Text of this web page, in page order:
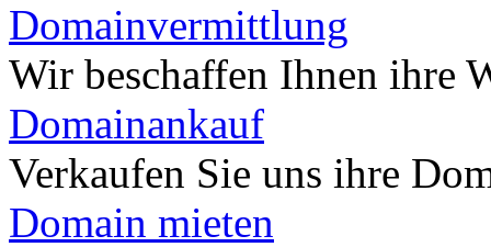
Domainvermittlung
Wir beschaffen Ihnen ihre
Domainankauf
Verkaufen Sie uns ihre
Domain mieten